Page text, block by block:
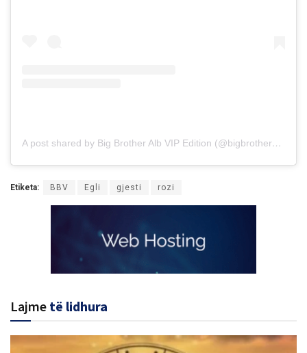
A post shared by Big Brother Alb VIP Edition (@bigbrotheralb_vip)
Etiketa: BBV Egli gjesti rozi
Lajme të lidhura